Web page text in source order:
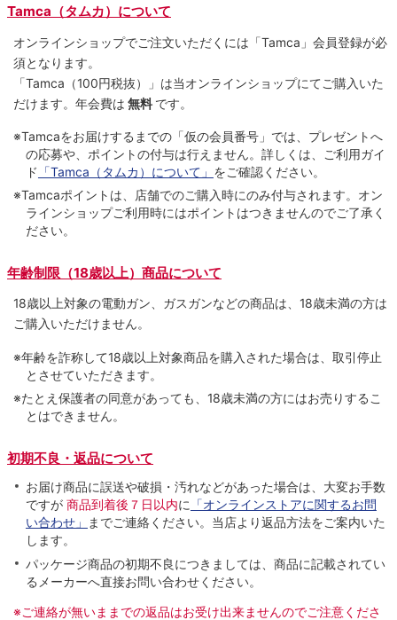
Tamca（タムカ）について
オンラインショップでご注⽂いただくには「Tamca」会員登録が必
須となります。
「Tamca （100円税抜）
」は当オンラインショップにてご購⼊いた
だけます。 年会費は 無料 です。
※Tamcaをお届けするまでの「仮の会員番号」では、プレゼントへ
の応募や、ポイントの付与は⾏えません。詳しくは、ご利⽤ガイ
ド 「Tamca（タムカ）について」 をご確認ください。
※Tamcaポイントは、店舗でのご購⼊時にのみ付与されます。オン
ラインショップご利用時にはポイントはつきませんのでご了承く
ださい。
年齢制限（18歳以上）商品について
18歳以上対象の電動ガン、ガスガンなどの商品は、18歳未満の方は
ご購入いただけません。
※年齢を詐称して18歳以上対象商品を購入された場合は、取引停止
とさせていただきます。
※たとえ保護者の同意があっても、18歳未満の方にはお売りするこ
とはできません。
初期不良・返品について
お届け商品に誤送や破損・汚れなどがあった場合は、大変お手数
ですが 商品到着後７日以内に 「オンラインストアに関するお問
い合わせ」
までご連絡ください。当店より返品方法をご案内いた
します。
パッケージ商品の初期不良につきましては、商品に記載されてい
るメーカーへ直接お問い合わせください。
※ご連絡が無いままでの返品はお受け出来ませんのでご注意くださ